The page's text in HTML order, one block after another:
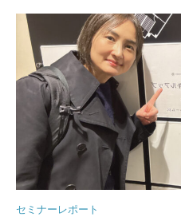
セミナーレポート